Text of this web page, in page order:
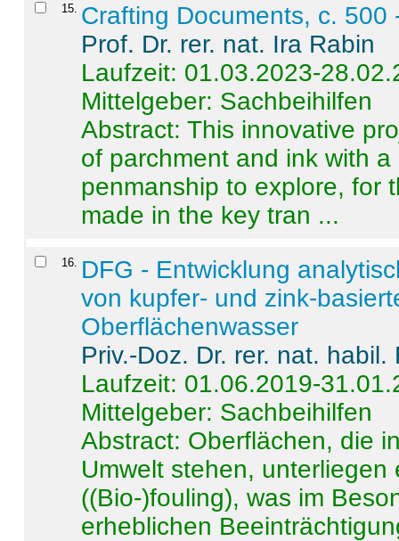
15 Crafting Documents, c. 500
Prof. Dr. rer. nat. Ira Rabin
Laufzeit: 01.03.2023-
Mittelgeber: Sachbeihilfen
Abstract:This innovative
of parchment and ink with
penmanship to explore, for
made in the key tran ...
16
DFG - Entwicklung
von kupfer- und zink-
Oberflächenwasser
Priv.-Doz. Dr. rer. nat.
Laufzeit: 01.06.2019-
Mittelgeber: Sachbeihilfen
Abstract: Oberflächen, die
Umwelt stehen,
((Bio-)fouling), was im
erheblichen